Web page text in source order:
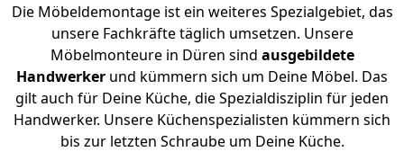
Die Möbeldemontage ist ein weiteres Spezialgebiet, das
unsere Fachkräfte täglich umsetzen. Unsere
Möbelmonteure in Düren sind ausgebildete
Handwerker und kümmern sich um Deine Möbel. Das
gilt auch für Deine Küche, die Spezialdisziplin für jeden
Handwerker. Unsere Küchenspezialisten kümmern sich
bis zur letzten Schraube um Deine Küche.